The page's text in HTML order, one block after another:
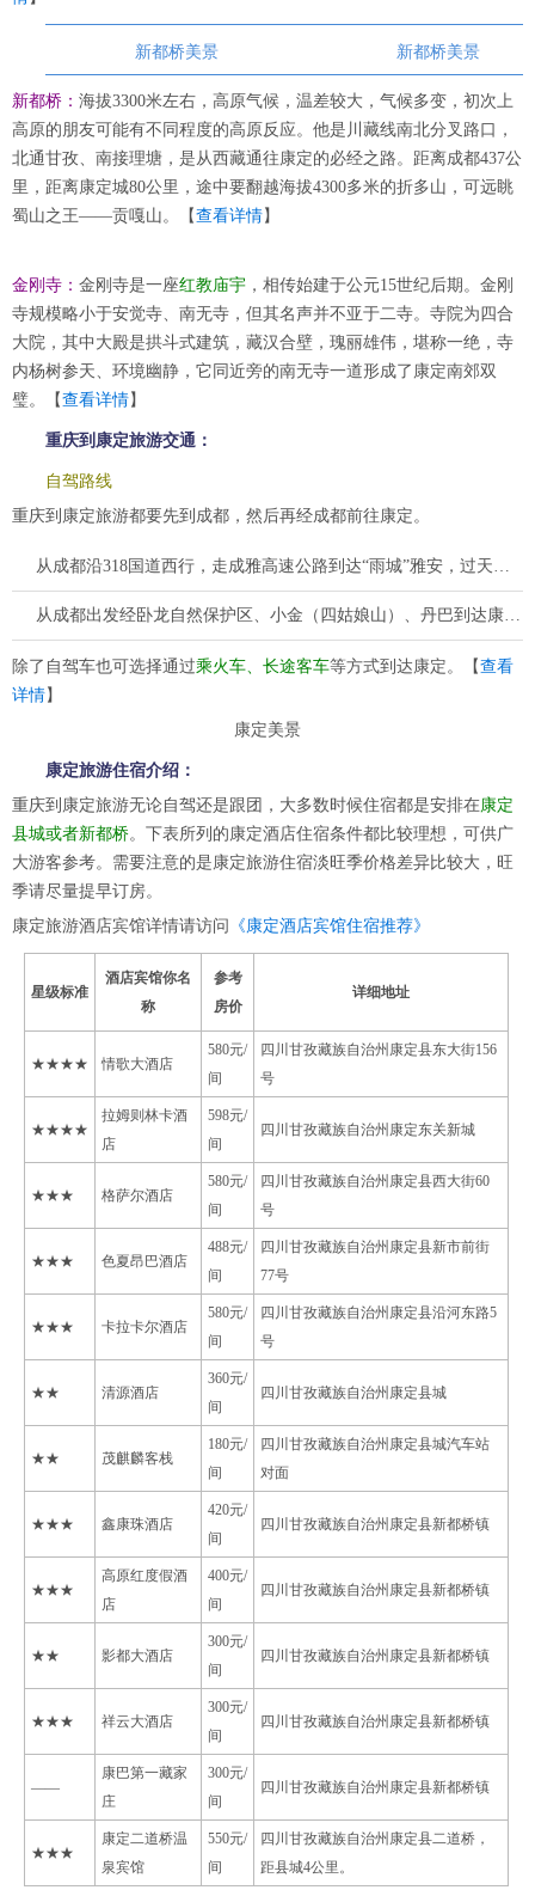
新都桥美景 新都桥美景
新都桥： 海拔3300米左右，高原气候，温差较大，气候多变，初次上
高原的朋友可能有不同程度的高原反应。他是川藏线南北分叉路口，
北通甘孜、南接理塘，是从西藏通往康定的必经之路。距离成都437公
里，距离康定城80公里，途中要翻越海拔4300多米的折多山，可远眺
蜀山之王——贡嘎山。【查看详情】
金刚寺： 金刚寺是一座红教庙宇 ，相传始建于公元15世纪后期。金刚
寺规模略小于安觉寺、南无寺，但其名声并不亚于二寺。寺院为四合
大院，其中大殿是拱斗式建筑，藏汉合壁，瑰丽雄伟，堪称一绝，寺
内杨树参天、环境幽静，它同近旁的南无寺一道形成了康定南郊双
璧。【查看详情】
重庆到康定旅游交通：
自驾路线
重庆到康定旅游都要先到成都，然后再经成都前往康定。
从成都沿318国道西行，走成雅高速公路到达“雨城”雅安，过天全县后，连续弯道和急转弯较多，需小心驾驶。如今的二郎山全线已基本完工，路况非常好，保持60千米的速度都没有问题，很轻松就可以到达康定了。
从成都出发经卧龙自然保护区、小金（四姑娘山）、丹巴到达康定，全程504千米。
除了自驾车也可选择通过乘火车、长途客车等方式到达康定。【查看
详情】
康定美景
康定旅游住宿介绍：
重庆到康定旅游无论自驾还是跟团，大多数时候住宿都是安排在康定
县城或者新都桥。下表所列的康定酒店住宿条件都比较理想，可供广
大游客参考。需要注意的是康定旅游住宿淡旺季价格差异比较大，旺
季请尽量提早订房。
康定旅游酒店宾馆详情请访问
《康定酒店宾馆住宿推荐》
星级标准
酒店宾馆你名
称
参考
房价
详细地址
★★★★ 情歌大酒店
580元/
间
四川甘孜藏族自治州康定县东大街156
号
★★★★
拉姆则林卡酒
店
598元/
间
四川甘孜藏族自治州康定东关新城
★★★ 格萨尔酒店
580元/
间
四川甘孜藏族自治州康定县西大街60
号
★★★ 色夏昂巴酒店
488元/
间
四川甘孜藏族自治州康定县新市前街
77号
★★★ 卡拉卡尔酒店
580元/
间
四川甘孜藏族自治州康定县沿河东路5
号
★★ 清源酒店
360元/
间
四川甘孜藏族自治州康定县城
★★ 茂麒麟客栈
180元/
间
四川甘孜藏族自治州康定县城汽车站
对面
★★★ 鑫康珠酒店
420元/
间
四川甘孜藏族自治州康定县新都桥镇
★★★
高原红度假酒
店
400元/
间
四川甘孜藏族自治州康定县新都桥镇
★★ 影都大酒店
300元/
间
四川甘孜藏族自治州康定县新都桥镇
★★★ 祥云大酒店
300元/
间
四川甘孜藏族自治州康定县新都桥镇
——
康巴第一藏家
庄
300元/
间
四川甘孜藏族自治州康定县新都桥镇
★★★
康定二道桥温
泉宾馆
550元/
间
四川甘孜藏族自治州康定县二道桥，
距县城4公里。